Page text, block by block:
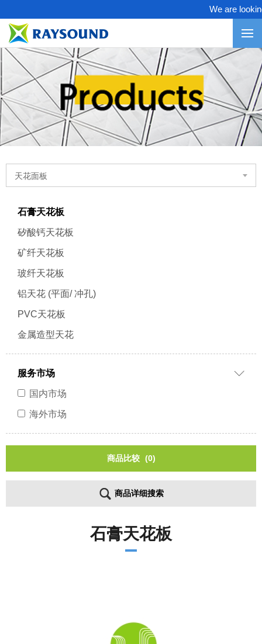
We are
天花面板
石膏天花板
矽酸钙天花板
矿纤天花板
玻纤天花板
铝天花 (平面/ 冲孔)
PVC天花板
金属造型天花
服务市场
国内市场
海外市场
商品比较 (0)
商品详细搜索
石膏天花板